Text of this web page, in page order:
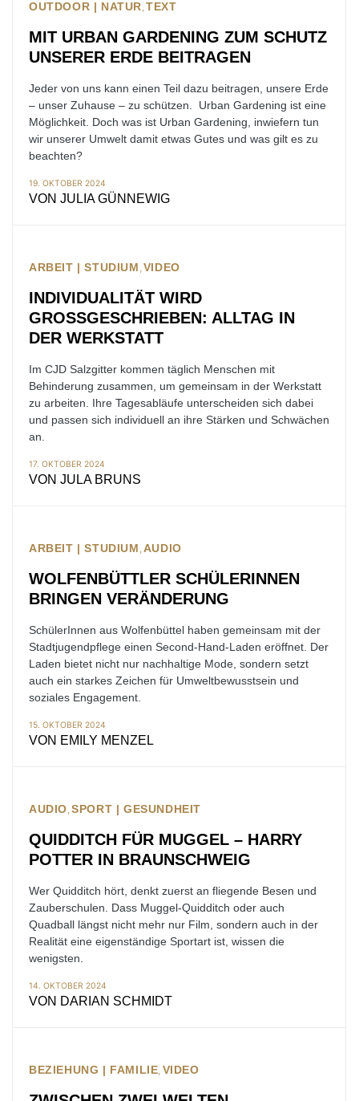
OUTDOOR | NATUR TEXT
MIT URBAN GARDENING ZUM SCHUTZ
UNSERER ERDE BEITRAGEN
Jeder von uns kann einen Teil dazu beitragen, unsere Erde
– unser Zuhause – zu schützen. Urban Gardening ist eine
Möglichkeit. Doch was ist Urban Gardening, inwiefern tun
wir unserer Umwelt damit etwas Gutes und was gilt es zu
beachten?
19. OKTOBER 2024
VON JULIA GÜNNEWIG
ARBEIT | STUDIUM VIDEO
INDIVIDUALITÄT WIRD
GROSSGESCHRIEBEN: ALLTAG IN D
ER WERKSTATT
Im CJD Salzgitter kommen täglich Menschen mit
Behinderung zusammen, um gemeinsam in der Werkstatt
zu arbeiten. Ihre Tagesabläufe unterscheiden sich dabei
und passen sich individuell an ihre Stärken und Schwächen
an.
17. OKTOBER 2024
VON JULA BRUNS
ARBEIT | STUDIUM AUDIO
WOLFENBÜTTLER SCHÜLERINNEN
BRINGEN VERÄNDERUNG
SchülerInnen aus Wolfenbüttel haben gemeinsam mit der
Stadtjugendpflege einen Second-Hand-Laden eröffnet. Der
Laden bietet nicht nur nachhaltige Mode, sondern setzt
auch ein starkes Zeichen für Umweltbewusstsein und
soziales Engagement.
15. OKTOBER 2024
VON EMILY MENZEL
AUDIO SPORT | GESUNDHEIT
QUIDDITCH FÜR MUGGEL – HARRY
POTTER IN BRAUNSCHWEIG
Wer Quidditch hört, denkt zuerst an fliegende Besen und
Zauberschulen. Dass Muggel-Quidditch oder auch
Quadball längst nicht mehr nur Film, sondern auch in der
Realität eine eigenständige Sportart ist, wissen die
wenigsten.
14. OKTOBER 2024
VON DARIAN SCHMIDT
BEZIEHUNG | FAMILIE VIDEO